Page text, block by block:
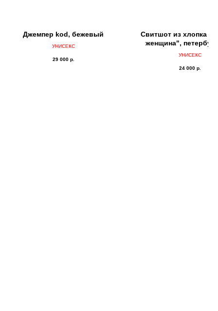
Джемпер kоd, бежевый
УНИСЕКС
29 000 р.
Свитшот из хлопка
женщина",
серый
УНИСЕКС
24 000 р.